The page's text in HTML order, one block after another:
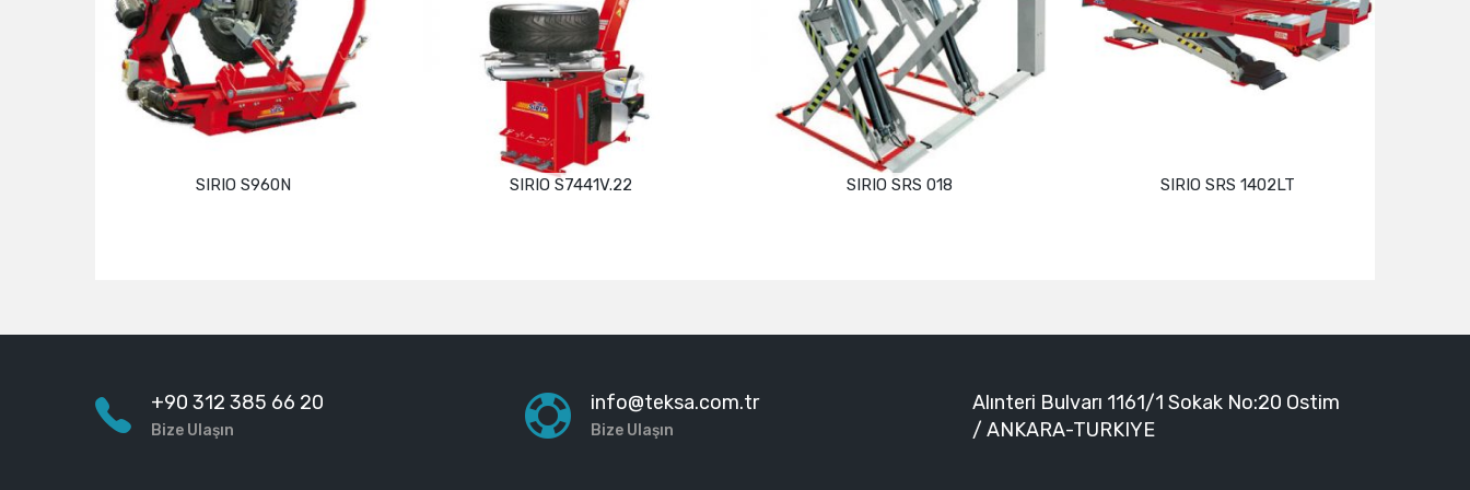
SIRIO S960N SIRIO S7441V.22 SIRIO SRS 018 SIRIO SRS 1402LT
+90 312 385 66 20
Bize Ulaşın
info@teksa.com.tr
Bize Ulaşın
Alınteri Bulvarı 1161/1 Sokak No:20 Ostim
/ ANKARA-TURKIYE